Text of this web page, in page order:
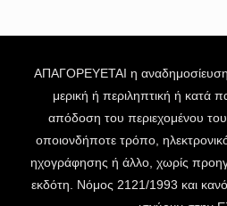
ΑΠΑΓΟΡΕΥΕΤΑΙ η
μερική ή περιληπτική ή κατά
απόδοση του περιεχομένου
οποιονδήποτε τρόπο,
ηχογράφησης ή άλλο, χωρίς
εκδότη. Νόμος 2121/1993 και